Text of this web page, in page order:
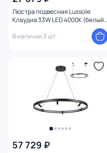
Люстра подвесная Lussole
Клаудиа 33W LED 4000К (белый)
В наличии 3 шт.
57 729 ₽
Количество ламп 1
Вид лампы
Цвет свечения
Тип помещения